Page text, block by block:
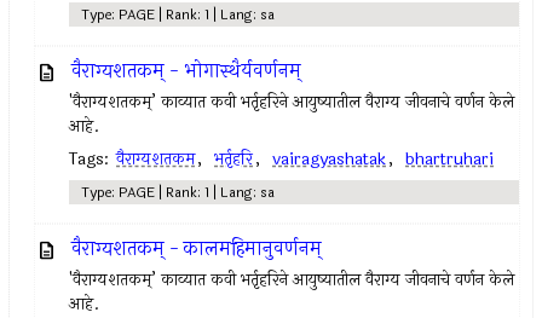
Type: PAGE | Rank: 1 | Lang: sa
वैराग्यशतकम् - भोगास्थैर्यवर्णनम्
'वैराग्यशतकम्’ काव्यात कवी भर्तृहरिने आयुष्यातील वैराग्य जीवनाचे वर्णन केले
आहे.
Tags: वैराग्यशतकम, भर्तृहरि, vairagyashatak, bhartruhari
Type: PAGE | Rank: 1 | Lang: sa
वैराग्यशतकम् - कालमहिमानुवर्णनम्
'वैराग्यशतकम्’ काव्यात कवी भर्तृहरिने आयुष्यातील वैराग्य जीवनाचे वर्णन केले
आहे.